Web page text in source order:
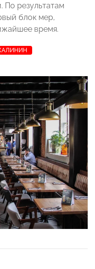
результатам
блок мер,
время.